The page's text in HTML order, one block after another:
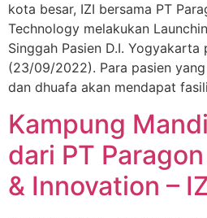
kota besar, IZI bersama PT
Technology melakukan
Singgah Pasien D.I. Yogyakarta
(23/09/2022). Para pasien
dan dhuafa akan mendapat
Kampung
dari PT
& Innovation –